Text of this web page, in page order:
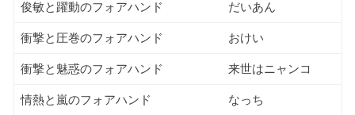
俊敏と躍動のフォアハンド だいあん
衝撃と圧巻のフォアハンド おけい
衝撃と魅惑のフォアハンド 来世はニャンコ
情熱と嵐のフォアハンド なっち